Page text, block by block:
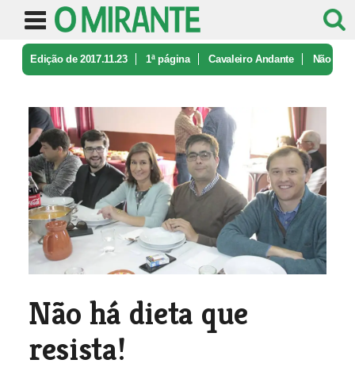
Edição de 2017.11.23 1ª página Cavaleiro Andante Não
Não há dieta que
resista!